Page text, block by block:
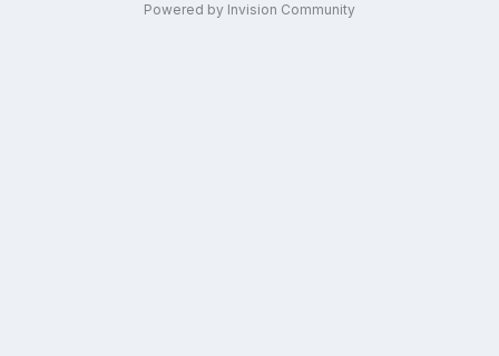
Powered by Invision Community